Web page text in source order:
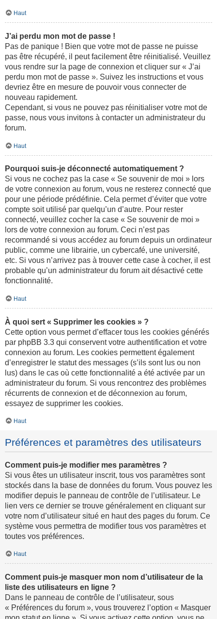
Haut
J’ai perdu mon mot de passe !
Pas de panique ! Bien que votre mot de passe ne puisse
pas être récupéré, il peut facilement être réinitialisé. Veuillez
vous rendre sur la page de connexion et cliquer sur « J’ai
perdu mon mot de passe ». Suivez les instructions et vous
devriez être en mesure de pouvoir vous connecter de
nouveau rapidement.
Cependant, si vous ne pouvez pas réinitialiser votre mot de
passe, nous vous invitons à contacter un administrateur du
forum.
Haut
Pourquoi suis-je déconnecté automatiquement ?
Si vous ne cochez pas la case « Se souvenir de moi » lors
de votre connexion au forum, vous ne resterez connecté que
pour une période prédéfinie. Cela permet d’éviter que votre
compte soit utilisé par quelqu’un d’autre. Pour rester
connecté, veuillez cocher la case « Se souvenir de moi »
lors de votre connexion au forum. Ceci n’est pas
recommandé si vous accédez au forum depuis un ordinateur
public, comme une librairie, un cybercafé, une université,
etc. Si vous n’arrivez pas à trouver cette case à cocher, il est
probable qu’un administrateur du forum ait désactivé cette
fonctionnalité.
Haut
À quoi sert « Supprimer les cookies » ?
Cette option vous permet d’effacer tous les cookies générés
par phpBB 3.3 qui conservent votre authentification et votre
connexion au forum. Les cookies permettent également
d’enregistrer le statut des messages (s’ils sont lus ou non
lus) dans le cas où cette fonctionnalité a été activée par un
administrateur du forum. Si vous rencontrez des problèmes
récurrents de connexion et de déconnexion au forum,
essayez de supprimer les cookies.
Haut
Préférences et paramètres des utilisateurs
Comment puis-je modifier mes paramètres ?
Si vous êtes un utilisateur inscrit, tous vos paramètres sont
stockés dans la base de données du forum. Vous pouvez les
modifier depuis le panneau de contrôle de l’utilisateur. Le
lien vers ce dernier se trouve généralement en cliquant sur
votre nom d’utilisateur situé en haut des pages du forum. Ce
système vous permettra de modifier tous vos paramètres et
toutes vos préférences.
Haut
Comment puis-je masquer mon nom d’utilisateur de la
liste des utilisateurs en ligne ?
Dans le panneau de contrôle de l’utilisateur, sous
« Préférences du forum », vous trouverez l’option « Masquer